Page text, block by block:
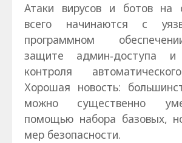
Атаки вирусов и ботов на
всего начинаются с
программном
защите админ‑доступа и
контроля
Хорошая новость:
можно существенно
помощью набора базовых,
мер безопасности.